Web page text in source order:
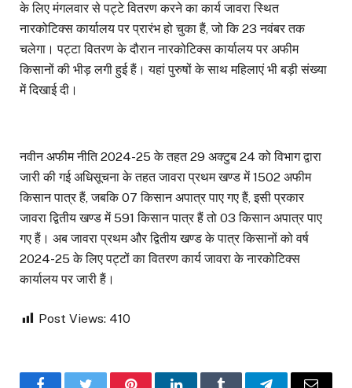
के लिए मंगलवार से पट्टे वितरण करने का कार्य जावरा स्थित
नारकोटिक्स कार्यालय पर प्रारंभ हो चुका हैं, जो कि 23 नवंबर तक
चलेगा। पट्टा वितरण के दौरान नारकोटिक्स कार्यालय पर अफीम
किसानों की भीड़ लगी हुई हैं। यहां पुरुषों के साथ महिलाएं भी बड़ी संख्या
में दिखाई दी।
नवीन अफीम नीति 2024-25 के तहत 29 अक्टुब 24 को विभाग द्वारा
जारी की गई अधिसूचना के तहत जावरा प्रथम खण्ड में 1502 अफीम
किसान पात्र हैं, जबकि 07 किसान अपात्र पाए गए हैं, इसी प्रकार
जावरा द्वितीय खण्ड में 591 किसान पात्र हैं तो 03 किसान अपात्र पाए
गए हैं। अब जावरा प्रथम और द्वितीय खण्ड के पात्र किसानों को वर्ष
2024-25 के लिए पट्टों का वितरण कार्य जावरा के नारकोटिक्स
कार्यालय पर जारी हैं।
Post Views: 410